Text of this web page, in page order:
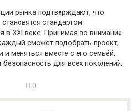
рынка подтверждают, что
стандартом
в XXI веке. Принимая во внимание
сможет подобрать проект,
и меняться вместе с его семьёй,
для всех поколений.
0